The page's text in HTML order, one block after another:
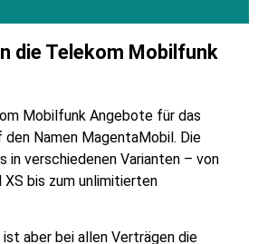
die Telekom Mobilfunk
Mobilfunk Angebote für das
Namen MagentaMobil. Die
in verschiedenen Varianten – von
bis zum unlimitierten
aber bei allen Verträgen die